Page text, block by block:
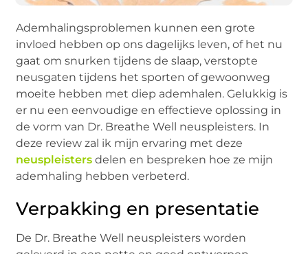
Ademhalingsproblemen kunnen een grote
invloed hebben op ons dagelijks leven, of het nu
gaat om snurken tijdens de slaap, verstopte
neusgaten tijdens het sporten of gewoonweg
moeite hebben met diep ademhalen. Gelukkig is
er nu een eenvoudige en effectieve oplossing in
de vorm van Dr. Breathe Well neuspleisters. In
deze review zal ik mijn ervaring met deze
neuspleisters delen en bespreken hoe ze mijn
ademhaling hebben verbeterd.
Verpakking en presentatie
De Dr. Breathe Well neuspleisters worden